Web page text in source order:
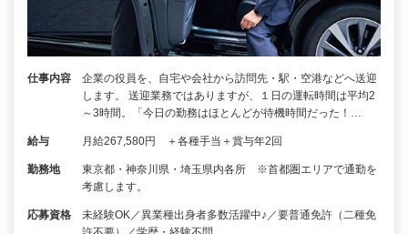
仕事内容
企業の役員を、自宅や会社から訪問先・駅・空港などへ送迎
します。 送迎業務ではありますが、１日の運転時間は平均2
～3時間。「今日の勤務はほとんどが待機時間だった！…
給与 月給267,580円 ＋各種手当＋賞与年2回
勤務地
東京都・神奈川県・埼玉県内各所 ※首都圏エリアで通勤を
考慮します。
応募資格
未経験OK／異業種出身者多数活躍中♪／要普通免許（二種免